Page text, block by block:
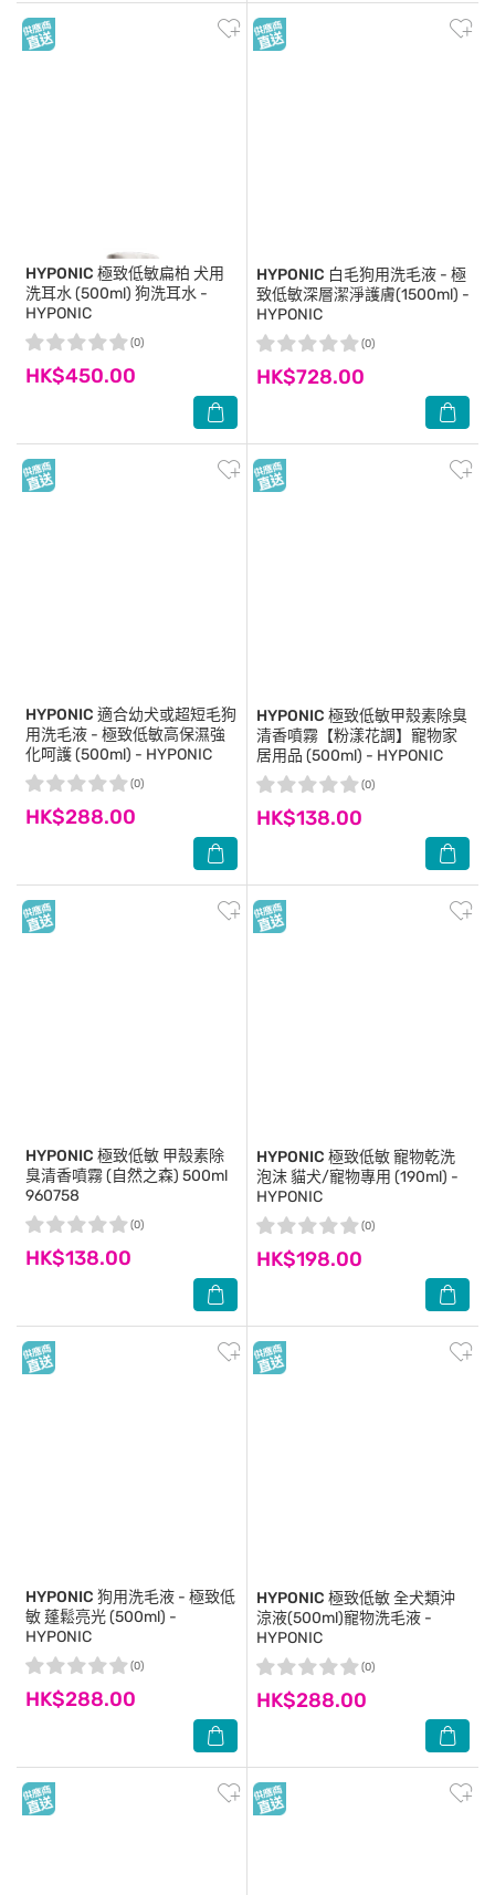
HYPONIC 極致低敏扁柏 犬用
洗耳水 (500ml) 狗洗耳水 -
HYPONIC
HK$450.00
(0)
HYPONIC 白毛狗用洗毛液 - 極
致低敏深層潔淨護膚(1500ml) -
HYPONIC
HK$728.00
(0)
HYPONIC 適合幼犬或超短毛狗
用洗毛液 - 極致低敏高保濕強
化呵護 (500ml) - HYPONIC
HK$288.00
(0)
HYPONIC 極致低敏甲殼素除臭
清香噴霧【粉漾花調】寵物家
居用品 (500ml) - HYPONIC
HK$138.00
(0)
HYPONIC 極致低敏 甲殼素除
臭清香噴霧 (自然之森) 500ml
960758
HK$138.00
(0)
HYPONIC 極致低敏 寵物乾洗
泡沫 貓犬/寵物專用 (190ml) -
HYPONIC
HK$198.00
(0)
HYPONIC 狗用洗毛液 - 極致低
敏 蓬鬆亮光 (500ml) -
HYPONIC
HK$288.00
(0)
HYPONIC 極致低敏 全犬類沖
涼液(500ml)寵物洗毛液 -
HYPONIC
HK$288.00
(0)